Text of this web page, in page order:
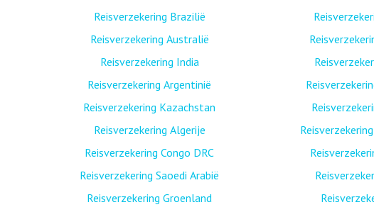
Reisverzekering Brazilië
Reisverzekering Australië
Reisverzekering India
Reisverzekering Argentinië
Reisverzekering Kazachstan
Reisverzekering Algerije
Reisverzekering Congo DRC
Reisverzekering Saoedi Arabië
Reisverzekering Groenland